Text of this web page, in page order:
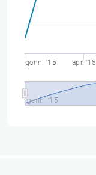
genn. '15 apr. '15
genn. '15